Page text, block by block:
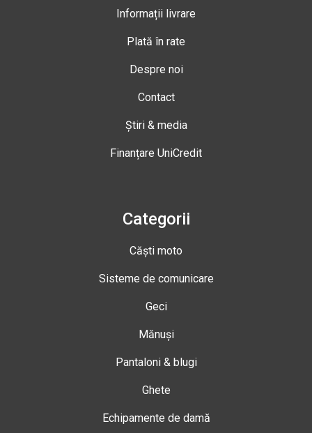
Informații livrare
Plată în rate
Despre noi
Contact
Știri & media
Finanțare UniCredit
Categorii
Căști moto
Sisteme de comunicare
Geci
Mănuși
Pantaloni & blugi
Ghete
Echipamente de damă